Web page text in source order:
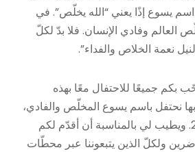
(متى 1: 21). اسم يسوع إذًا يعني “الله يخلّص”. في
العالم وفادي الإنسان. فلا بدّ لكلّ
نعمة الخلاص والفداء”.
بكم جميعًا للاحتفال معًا بهذه
بها نحتفل باسم يسوع المخلّص والفادي،
ونبدأ العام الجديد 2025. ويطيب لي بالمناسبة أن أقدّم لكم
ولكلّ الذين يتبعوننا عبر محطّات